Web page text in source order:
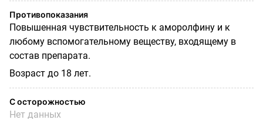
Противопоказания
Повышенная чувствительность к аморолфину и к
любому вспомогательному веществу, входящему в
состав препарата.
Возраст до 18 лет.
С осторожностью
Нет данных